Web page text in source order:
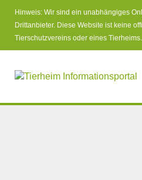
Hinweis: Wir sind ein unabhängiges
Drittanbieter. Diese Website ist keine
Tierschutzvereins oder eines Tierheims.